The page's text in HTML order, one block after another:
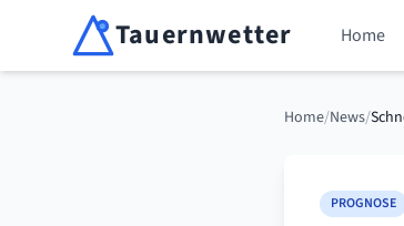
Tauernwetter
Unabhängiger Wetterdienst für Kärnten,
Home
Home/News/
PROGNOSE